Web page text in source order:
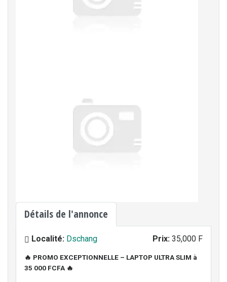
Détails de l'annonce
Localité: Dschang Prix: 35,000 F
🔥 PROMO EXCEPTIONNELLE – LAPTOP ULTRA SLIM à
35 000 FCFA 🔥